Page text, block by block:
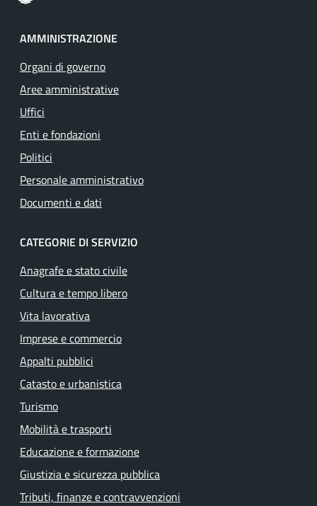
AMMINISTRAZIONE
Organi di governo
Aree amministrative
Uffici
Enti e fondazioni
Politici
Personale amministrativo
Documenti e dati
CATEGORIE DI SERVIZIO
Anagrafe e stato civile
Cultura e tempo libero
Vita lavorativa
Imprese e commercio
Appalti pubblici
Catasto e urbanistica
Turismo
Mobilità e trasporti
Educazione e formazione
Giustizia e sicurezza pubblica
Tributi, finanze e contravvenzioni